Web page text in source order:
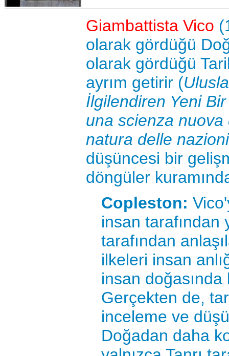
Giambattista Vico
olarak gördüğü
olarak gördüğü
ayrım getirir (
İlgilendiren Yeni
una scienza
natura delle nazioni
düşüncesi bir
döngüler
Copleston:
insan tarafından
tarafından
ilkeleri insan
insan doğasında
Gerçekten de,
inceleme ve
Doğadan daha